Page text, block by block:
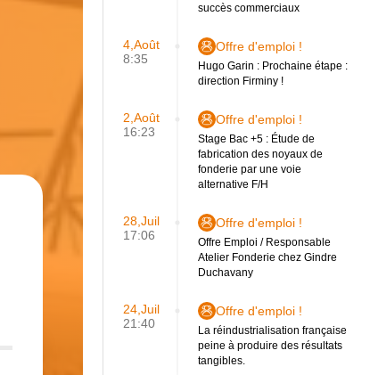
succès commerciaux
4,Août
8:35
Offre d'emploi !
Hugo Garin : Prochaine étape :
direction Firminy !
2,Août
16:23
Offre d'emploi !
Stage Bac +5 : Étude de
fabrication des noyaux de
fonderie par une voie
alternative F/H
28,Juil
17:06
Offre d'emploi !
Offre Emploi / Responsable
Atelier Fonderie chez Gindre
Duchavany
24,Juil
21:40
Offre d'emploi !
La réindustrialisation française
peine à produire des résultats
tangibles.